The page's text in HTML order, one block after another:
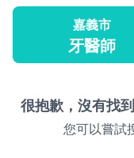
嘉義市
牙醫師
很抱歉，沒有找
您可以嘗試